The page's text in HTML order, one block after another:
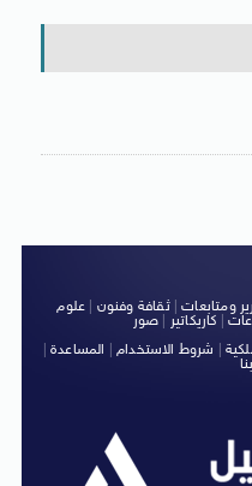
ومتابعات|ثقافة وفنون
علوم
كاريكاتير صور
شروط الاستخدام| المساعدة|